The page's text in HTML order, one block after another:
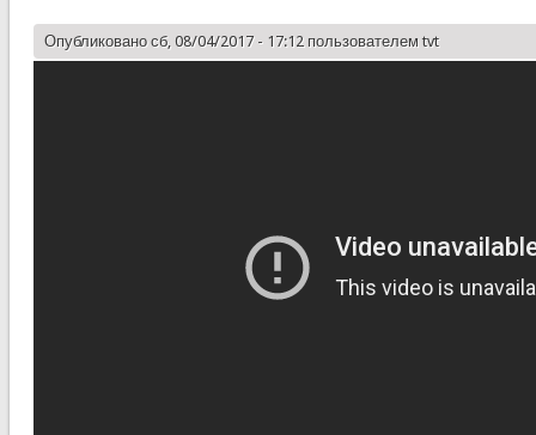
Опубликовано сб, 08/04/2017 - 17:12 пользователем tvt